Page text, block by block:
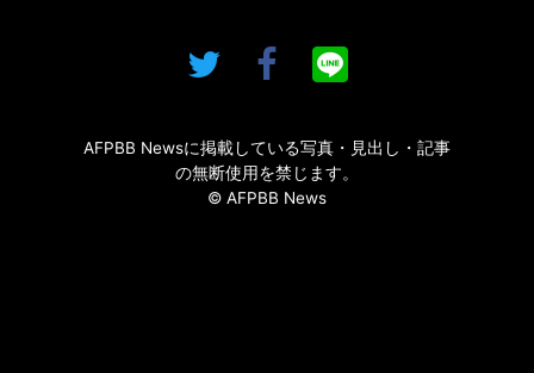
AFPBB Newsに掲載している写真・見出し・記事
の無断使用を禁じます。
© AFPBB News